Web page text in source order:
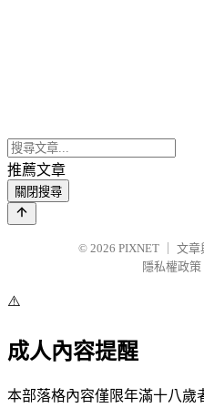
推薦文章
關閉搜尋
© 2026 PIXNET
文章
隱私權政策
⚠️
成人內容提醒
本部落格內容僅限年滿十八歲